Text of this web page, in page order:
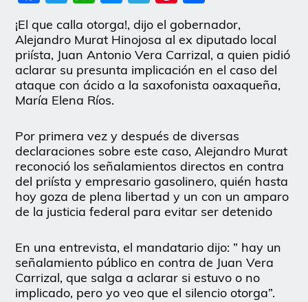
¡El que calla otorga!, dijo el gobernador,
Alejandro Murat Hinojosa al ex diputado local
priísta, Juan Antonio Vera Carrizal, a quien pidió
aclarar su presunta implicación en el caso del
ataque con ácido a la saxofonista oaxaqueña,
María Elena Ríos.
Por primera vez y después de diversas
declaraciones sobre este caso, Alejandro Murat
reconoció los señalamientos directos en contra
del priísta y empresario gasolinero, quién hasta
hoy goza de plena libertad y un con un amparo
de la justicia federal para evitar ser detenido
En una entrevista, el mandatario dijo: ” hay un
señalamiento público en contra de Juan Vera
Carrizal, que salga a aclarar si estuvo o no
implicado, pero yo veo que el silencio otorga”.